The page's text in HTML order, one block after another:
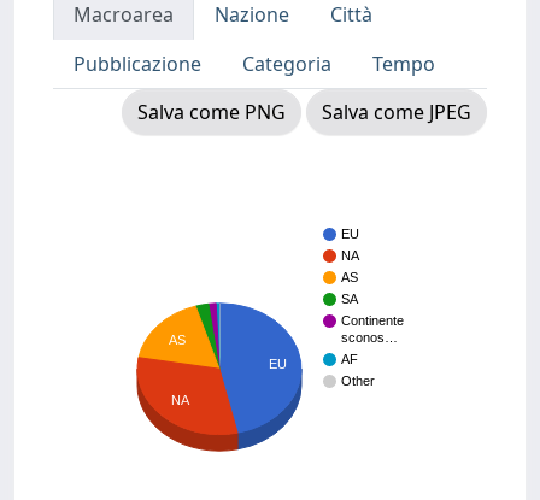
Macroarea Nazione
Città
Pubblicazione
Categoria
Tempo
Salva come PNG
Salva come JPEG
EU
NA
AS
SA
Continente
sconos…
AF
Other
EU
AS
NA